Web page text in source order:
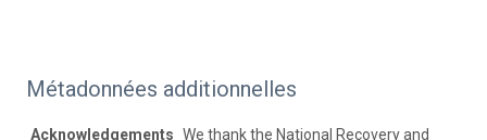
Métadonnées additionnelles
Acknowledgements We thank the National Recovery and